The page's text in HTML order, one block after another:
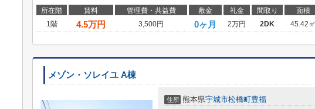
所在階 賃料 管理費・共益費 敷金 礼金 間取り 面積
1階
4.5万円 3,500円 0ヶ月 2万円 2DK 45.42㎡
メゾン・ソレイユ A棟
住所 熊本県宇城市松橋町豊福